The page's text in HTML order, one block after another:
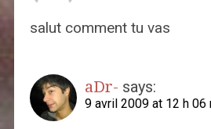
salut comment tu vas
aDr- says:
9 avril 2009 at 12 h 06